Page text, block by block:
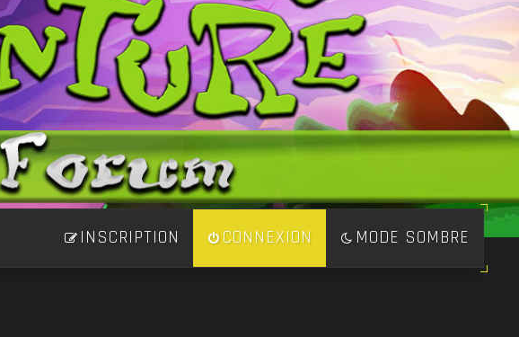
MODE SOMBRE
CONNEXION
INSCRIPTION